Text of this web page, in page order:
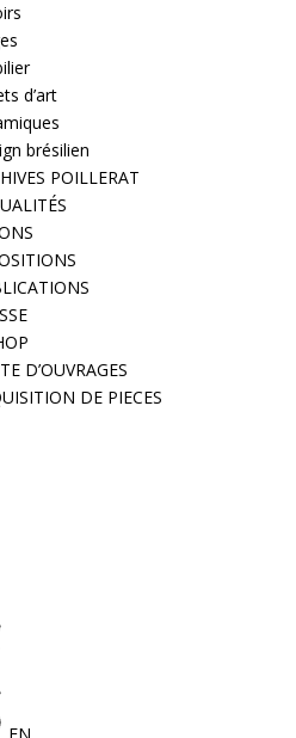
d’art
brésilien
POILLERAT
D’OUVRAGES
DE PIECES